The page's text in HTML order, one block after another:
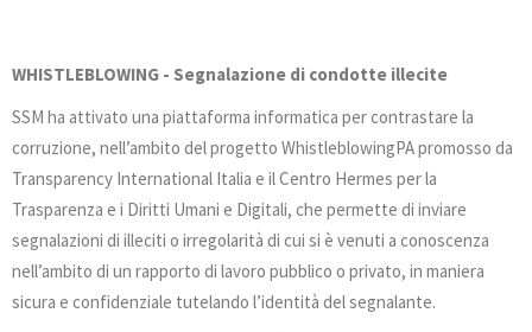
WHISTLEBLOWING - Segnalazione di condotte illecite
SSM ha attivato una piattaforma informatica per contrastare la
corruzione, nell’ambito del progetto WhistleblowingPA promosso da
Transparency International Italia e il Centro Hermes per la
Trasparenza e i Diritti Umani e Digitali, che permette di inviare
segnalazioni di illeciti o irregolarità di cui si è venuti a conoscenza
nell’ambito di un rapporto di lavoro pubblico o privato, in maniera
sicura e confidenziale tutelando l’identità del segnalante.